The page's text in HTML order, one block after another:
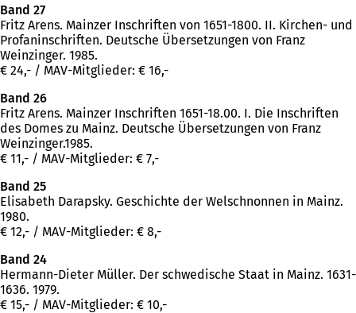
Band 27
Fritz Arens. Mainzer Inschriften von 1651-1800. II. Kirchen- und
Profaninschriften. Deutsche Übersetzungen von Franz
Weinzinger. 1985.
€ 24,- / MAV-Mitglieder: € 16,-
Band 26
Fritz Arens. Mainzer Inschriften 1651-18.00. I. Die Inschriften
des Domes zu Mainz. Deutsche Übersetzungen von Franz
Weinzinger.1985.
€ 11,- / MAV-Mitglieder: € 7,-
Band 25
Elisabeth Darapsky. Geschichte der Welschnonnen in Mainz.
1980.
€ 12,- / MAV-Mitglieder: € 8,-
Band 24
Hermann-Dieter Müller. Der schwedische Staat in Mainz. 1631-
1636. 1979.
€ 15,- / MAV-Mitglieder: € 10,-